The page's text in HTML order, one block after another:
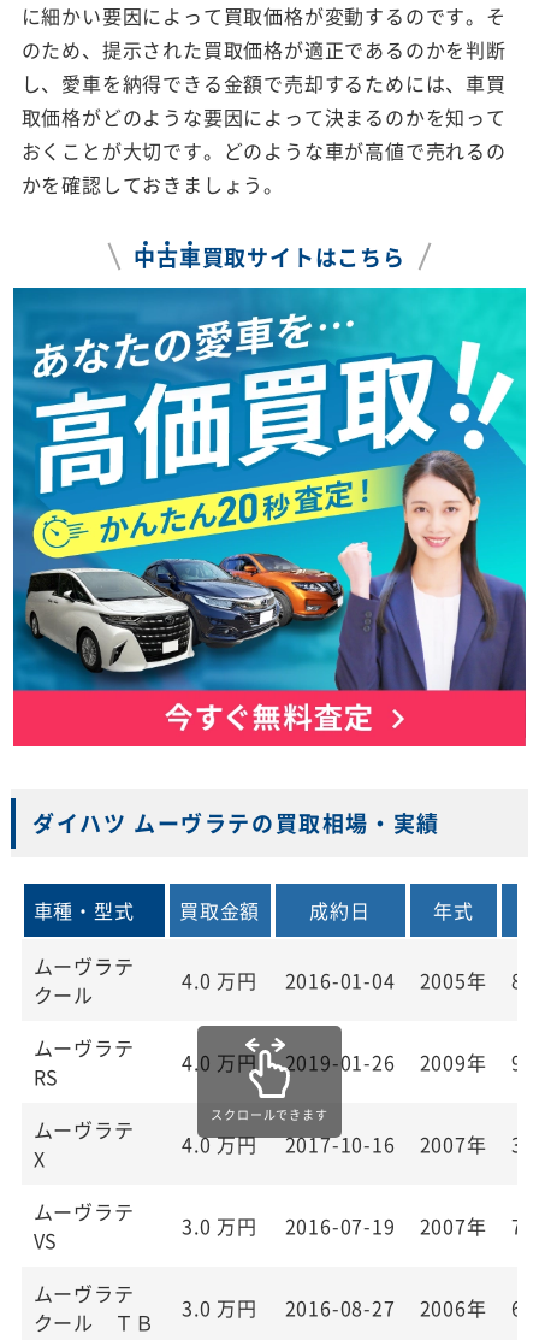
に細かい要因によって買取価格が変動するのです。そ
のため、提示された買取価格が適正であるのかを判断
し、愛車を納得できる金額で売却するためには、車買
取価格がどのような要因によって決まるのかを知って
おくことが大切です。どのような車が高値で売れるの
かを確認しておきましょう。
中古車買取サイトはこちら
ダイハツ ムーヴラテの買取相場・実績
車種・型式 買取金額 成約日 年式
ムーヴラテ
クール
4.0 万円 2016-01-04 2005年
ムーヴラテ
RS
4.0 万円 2019-01-26 2009年
ムーヴラテ
X
4.0万円 2017-10-16 2007年
ムーヴラテ
VS
3.0 万円 2016-07-19 2007年
ムーヴラテ
クール ＴＢ
3.0 万円 2016-08-27 2006年